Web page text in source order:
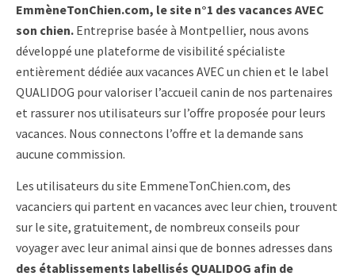
EmmèneTonChien.com, le site n°1 des vacances AVEC
son chien. Entreprise basée à Montpellier, nous avons
développé une plateforme de visibilité spécialiste
entièrement dédiée aux vacances AVEC un chien et le label
QUALIDOG pour valoriser l’accueil canin de nos partenaires
et rassurer nos utilisateurs sur l’offre proposée pour leurs
vacances. Nous connectons l’offre et la demande sans
aucune commission.
Les utilisateurs du site EmmeneTonChien.com, des
vacanciers qui partent en vacances avec leur chien, trouvent
sur le site, gratuitement, de nombreux conseils pour
voyager avec leur animal ainsi que de bonnes adresses dans
des établissements labellisés QUALIDOG afin de